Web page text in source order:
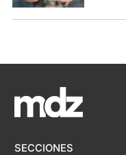
SECCIONES